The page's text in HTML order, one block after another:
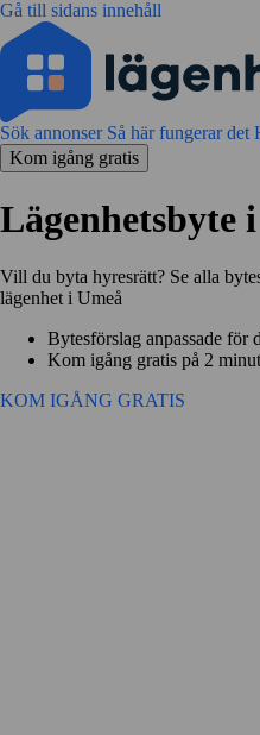
Gå till sidans innehåll
Sök annonser Så här fungerar det
Kom igång gratis
Lägenhetsbyte
Vill du byta hyresrätt? Se alla
lägenhet i Umeå
Bytesförslag anpassade för
Kom igång gratis på 2
KOM IGÅNG GRATIS